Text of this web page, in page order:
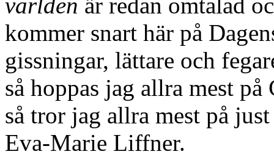
kommer snart här på
gissningar, lättare och
så hoppas jag allra mest
så tror jag allra mest på
Eva-Marie Liffner.